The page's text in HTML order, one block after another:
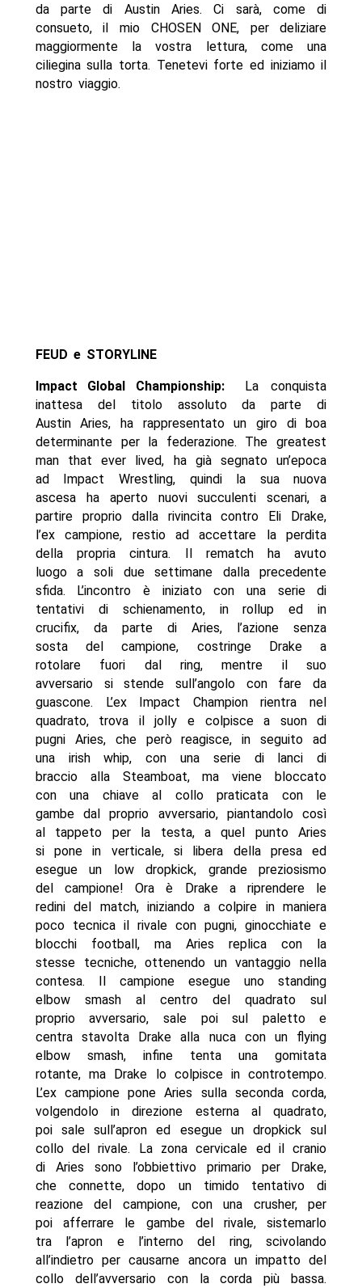
da parte di Austin Aries. Ci sarà, come di
consueto, il mio CHOSEN ONE, per deliziare
maggiormente la vostra lettura, come una
ciliegina sulla torta. Tenetevi forte ed iniziamo il
nostro viaggio.
FEUD e STORYLINE
Impact Global Championship: La conquista
inattesa del titolo assoluto da parte di
Austin Aries, ha rappresentato un giro di boa
determinante per la federazione. The greatest
man that ever lived, ha già segnato un’epoca
ad Impact Wrestling, quindi la sua nuova
ascesa ha aperto nuovi succulenti scenari, a
partire proprio dalla rivincita contro Eli Drake,
l’ex campione, restio ad accettare la perdita
della propria cintura. Il rematch ha avuto
luogo a soli due settimane dalla precedente
sfida. L’incontro è iniziato con una serie di
tentativi di schienamento, in rollup ed in
crucifix, da parte di Aries, l’azione senza
sosta del campione, costringe Drake a
rotolare fuori dal ring, mentre il suo
avversario si stende sull’angolo con fare da
guascone. L’ex Impact Champion rientra nel
quadrato, trova il jolly e colpisce a suon di
pugni Aries, che però reagisce, in seguito ad
una irish whip, con una serie di lanci di
braccio alla Steamboat, ma viene bloccato
con una chiave al collo praticata con le
gambe dal proprio avversario, piantandolo così
al tappeto per la testa, a quel punto Aries
si pone in verticale, si libera della presa ed
esegue un low dropkick, grande preziosismo
del campione! Ora è Drake a riprendere le
redini del match, iniziando a colpire in maniera
poco tecnica il rivale con pugni, ginocchiate e
blocchi football, ma Aries replica con la
stesse tecniche, ottenendo un vantaggio nella
contesa. Il campione esegue uno standing
elbow smash al centro del quadrato sul
proprio avversario, sale poi sul paletto e
centra stavolta Drake alla nuca con un flying
elbow smash, infine tenta una gomitata
rotante, ma Drake lo colpisce in controtempo.
L’ex campione pone Aries sulla seconda corda,
volgendolo in direzione esterna al quadrato,
poi sale sull’apron ed esegue un dropkick sul
collo del rivale. La zona cervicale ed il cranio
di Aries sono l’obbiettivo primario per Drake,
che connette, dopo un timido tentativo di
reazione del campione, con una crusher, per
poi afferrare le gambe del rivale, sistemarlo
tra l’apron e l’interno del ring, scivolando
all’indietro per causarne ancora un impatto del
collo dell’avversario con la corda più bassa.